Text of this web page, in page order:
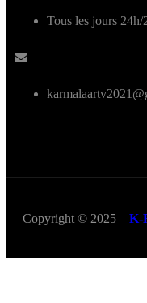
Tous les jours 24h/
Copyright © 2025 – K-